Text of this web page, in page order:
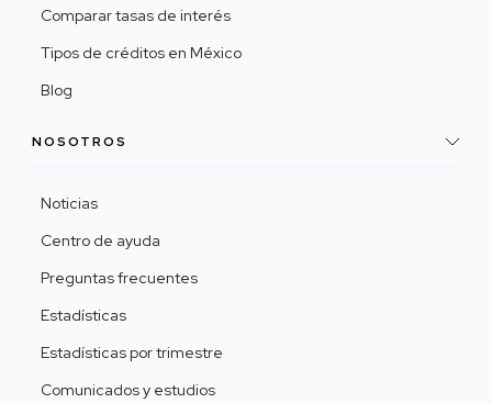
Comparar tasas de interés
Tipos de créditos en México
Blog
NOSOTROS
Noticias
Centro de ayuda
Preguntas frecuentes
Estadísticas
Estadísticas por trimestre
Comunicados y estudios